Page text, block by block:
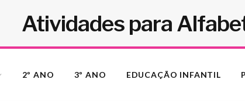
Atividades para
2º ANO 3º ANO EDUCAÇÃO INFANTIL